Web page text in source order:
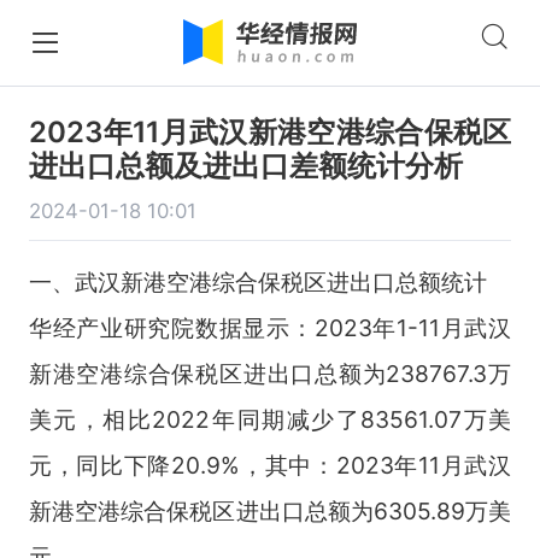
2023年11月武汉新港空港综合保税区
进出口总额及进出口差额统计分析
2024-01-18 10:01
一、武汉新港空港综合保税区进出口总额统计
华经产业研究院数据显示：2023年1-11月武汉
新港空港综合保税区进出口总额为238767.3万
美元，相比2022年同期减少了83561.07万美
元，同比下降20.9%，其中：2023年11月武汉
新港空港综合保税区进出口总额为6305.89万美